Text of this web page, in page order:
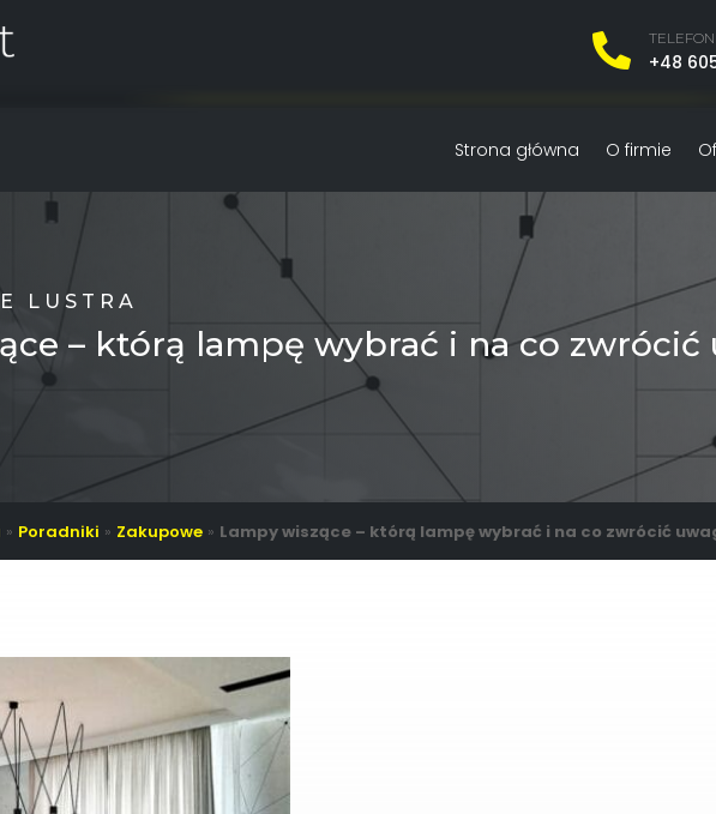
 TELEFON
+48
Strona główna O firmie
LUSTRA
– którą lampę wybrać i na co
» Poradniki » Zakupowe » Lampy wiszące – którą lampę wybrać i na co zwrócić